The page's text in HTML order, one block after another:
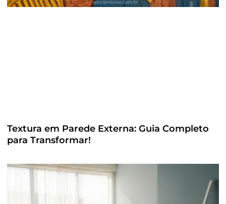
Textura em Parede Externa: Guia Completo
para Transformar!